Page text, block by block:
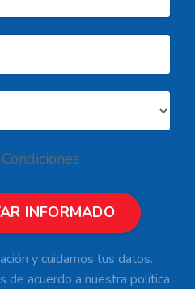
INFORMADO
y cuidamos tus datos.
de acuerdo a nuestra política